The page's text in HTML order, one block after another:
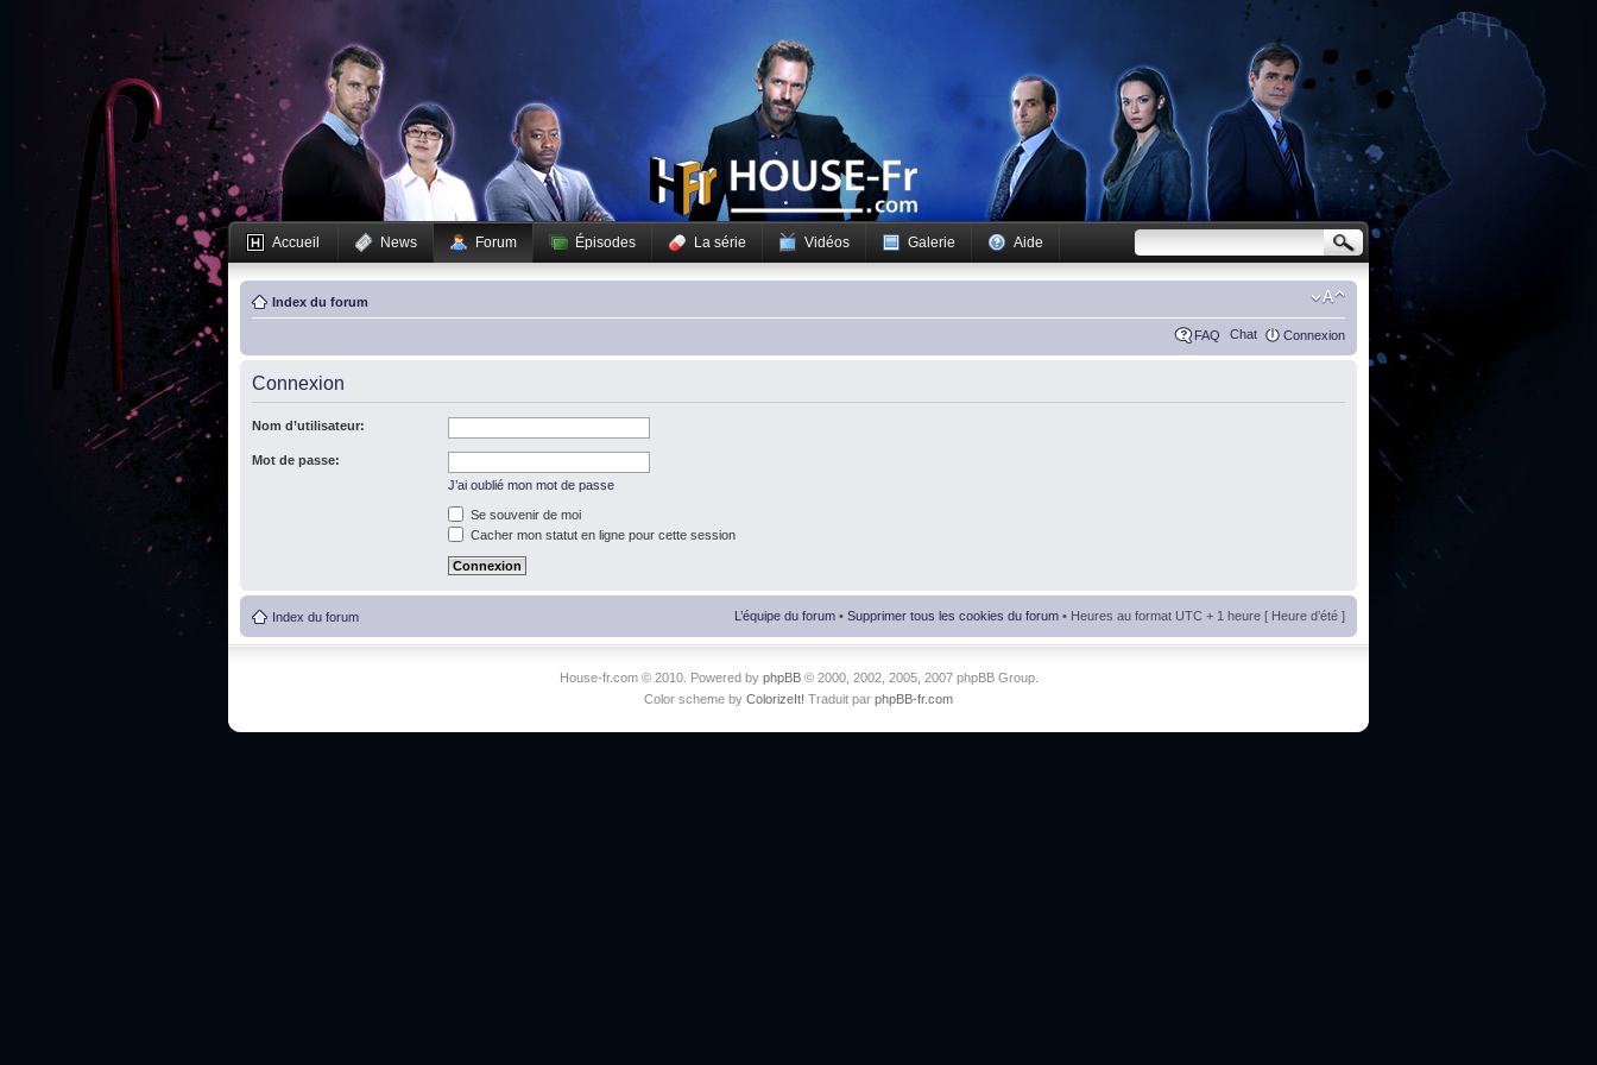
Accueil News Forum Épisodes La série Vidéos Galerie Aide
Index du forum
FAQ Chat Connexion
Connexion
Nom d’utilisateur:
Mot de passe:
J’ai oublié mon mot de passe
Se souvenir de moi
Cacher mon statut en ligne pour cette session
Index du forum L’équipe du forum • Supprimer tous les cookies du forum • Heures au format UTC + 1 heure [ Heure d’été ]
House-fr.com © 2010. Powered by phpBB© 2000, 2002, 2005, 2007 phpBB Group.
Color scheme by ColorizeIt! Traduit par phpBB-fr.com